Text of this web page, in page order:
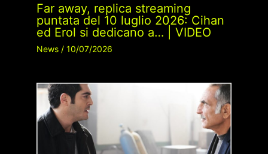
Far away, replica streaming
puntata del 10 luglio 2026: Cihan
ed Erol si dedicano a… | VIDEO
News/ 10/07/2026